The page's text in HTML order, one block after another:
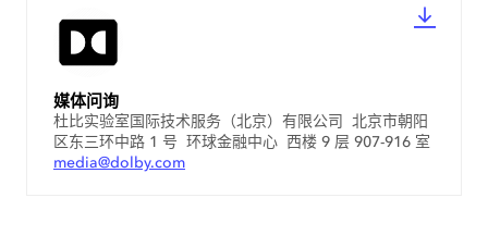
媒体问询
杜比实验室国际技术服务（北京）有限公司 北京市朝阳
区东三环中路 1 号 环球金融中心 西楼 9 层 907-916 室
media@dolby.com